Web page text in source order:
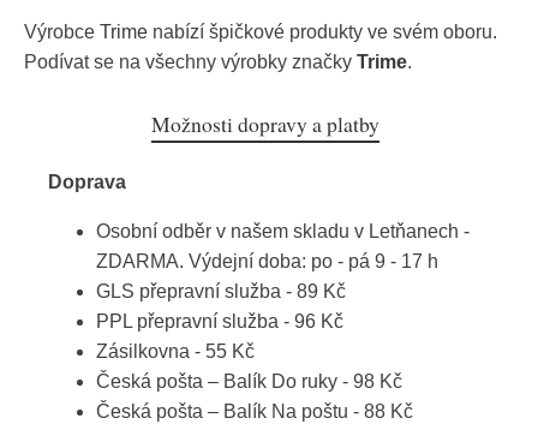
Výrobce Trime nabízí špičkové produkty ve svém oboru.
Podívat se na všechny výrobky značky Trime.
Možnosti dopravy a platby
Doprava
Osobní odběr v našem skladu v Letňanech -
ZDARMA. Výdejní doba: po - pá 9 - 17 h
GLS přepravní služba - 89 Kč
PPL přepravní služba - 96 Kč
Zásilkovna - 55 Kč
Česká pošta – Balík Do ruky - 98 Kč
Česká pošta – Balík Na poštu - 88 Kč